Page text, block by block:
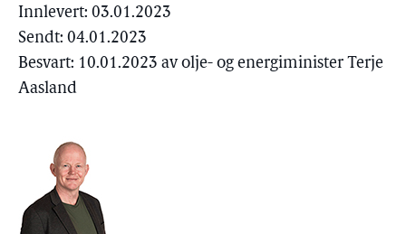
Innlevert: 03.01.2023
Sendt: 04.01.2023
Besvart: 10.01.2023 av olje- og energiminister Terje
Aasland